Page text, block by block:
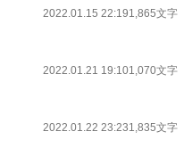
2022.01.15 22:191,865文字
2022.01.21 19:101,070文字
2022.01.22 23:231,835文字